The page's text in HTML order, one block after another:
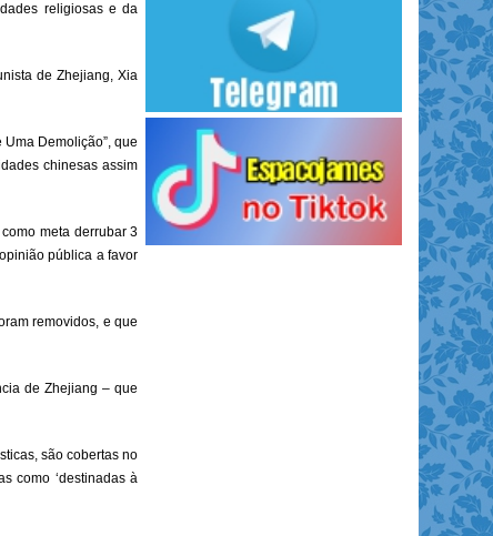
religiosas e da
de Zhejiang, Xia
Demolição”, que
chinesas assim
meta derrubar 3
pública a favor
removidos, e que
de Zhejiang – que
são cobertas no
como ‘destinadas à